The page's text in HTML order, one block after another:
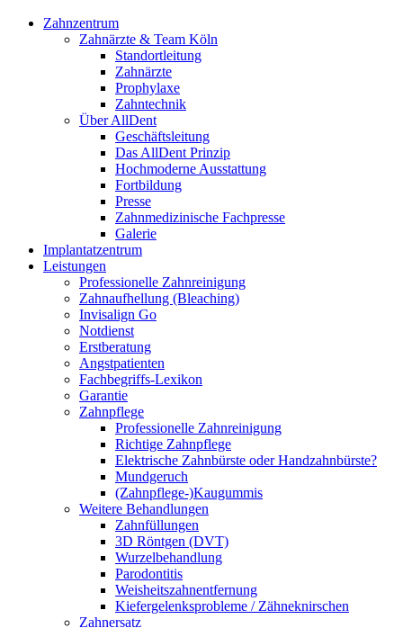
Zahnzentrum
Zahnärzte & Team Köln
Standortleitung
Zahnärzte
Prophylaxe
Zahntechnik
Über AllDent
Geschäftsleitung
Das AllDent Prinzip
Hochmoderne Ausstattung
Fortbildung
Presse
Zahnmedizinische Fachpresse
Galerie
Implantatzentrum
Leistungen
Professionelle Zahnreinigung
Zahnaufhellung (Bleaching)
Invisalign Go
Notdienst
Erstberatung
Angstpatienten
Fachbegriffs-Lexikon
Garantie
Zahnpflege
Professionelle Zahnreinigung
Richtige Zahnpflege
Elektrische Zahnbürste oder Handzahnbürste?
Mundgeruch
(Zahnpflege-)Kaugummis
Weitere Behandlungen
Zahnfüllungen
3D Röntgen (DVT)
Wurzelbehandlung
Parodontitis
Weisheitszahnentfernung
Kiefergelenksprobleme / Zähneknirschen
Zahnersatz